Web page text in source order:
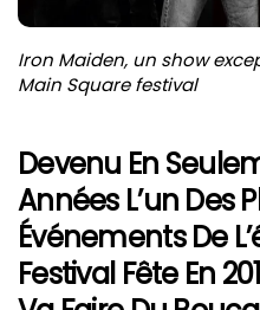
Iron Maiden, un show
Main Square festival
Devenu En
Années L’un Des
Événements De
Festival Fête En